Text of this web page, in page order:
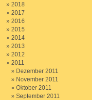
2018
2017
2016
2015
2014
2013
2012
2011
Dezember 2011
November 2011
Oktober 2011
September 2011